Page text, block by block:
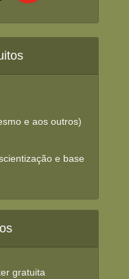
e aos outros)
e base
gratuita